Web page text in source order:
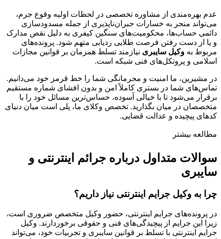
عدم بهره‌مندی از مشاوره تخصصی در لحظات اولیه وقوع جرم،
می‌تواند منجر به خسارات جبران‌ناپذیری از جمله مسدودسازی
دائمی حساب‌ها، محکومیت‌های سنگین کیفری به دلیل نقص مدارک
و یا از دست رفتن فرصت طلایی ردیابی متهم شود. پرونده‌های
مربوط به وکیل سایبری نیازمند تسلط همزمان بر قوانین مجازات
اسلامی و پروتکل‌های فنی شبکه است.
در مشیرین، ما امنیت و محرمانگی شما را خط قرمز خود می‌دانیم.
تماس‌های شما در بستری کاملاً امن و بدون افشای شماره مستقیم
برقرار می‌شود تا با خیالی آسوده، حساس‌ترین مسائل خود را با
متخصصان در میان بگذارید. تخصص وکلای ما، پلی است میان دنیای
کدهای پیچیده و عدالت قضایی.
مطالعه بیشتر
سوالات متداول درباره جرائم اینترنتی و
سایبری
چرا به وکیل جرایم اینترنتی نیاز داریم؟
در پرونده‌های جرایم اینترنتی، حضور وکیل متخصص ضروری است،
زیرا این جرایم از پیچیدگی‌های فنی و حقوقی برخوردارند. وکیل
جرایم اینترنتی با تسلط بر قوانین سایبری و تجربیات خود، می‌تواند